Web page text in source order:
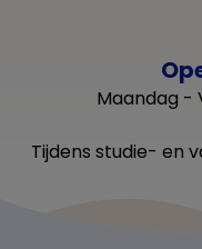
Maandag -
Tijdens studie- en